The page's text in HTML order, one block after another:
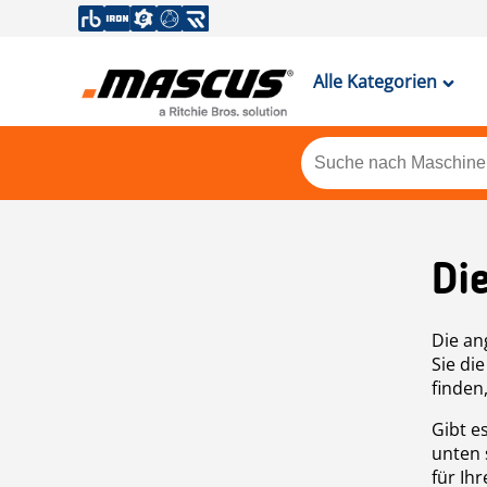
Alle Kategorien
Die
Sie
Gibt
unten
für